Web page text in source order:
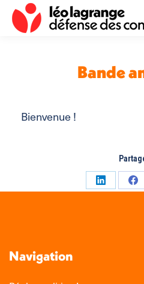
Bande
Bienvenue !
Partager
Navigation